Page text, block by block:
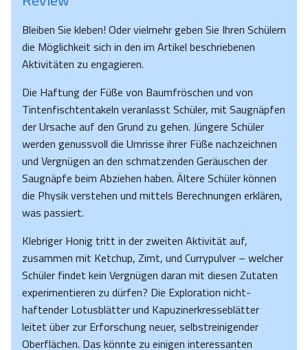
Bleiben Sie kleben! Oder vielmehr geben Sie Ihren Schülern
die Möglichkeit sich in den im Artikel beschriebenen
Aktivitäten zu engagieren.
Die Haftung der Füße von Baumfröschen und von
Tintenfischtentakeln veranlasst Schüler, mit Saugnäpfen
der Ursache auf den Grund zu gehen. Jüngere Schüler
werden genussvoll die Umrisse ihrer Füße nachzeichnen
und Vergnügen an den schmatzenden Geräuschen der
Saugnäpfe beim Abziehen haben. Ältere Schüler können
die Physik verstehen und mittels Berechnungen erklären,
was passiert.
Klebriger Honig tritt in der zweiten Aktivität auf,
zusammen mit Ketchup, Zimt, und Currypulver – welcher
Schüler findet kein Vergnügen daran mit diesen Zutaten
experimentieren zu dürfen? Die Exploration nicht-
haftender Lotusblätter und Kapuzinerkresseblätter
leitet über zur Erforschung neuer, selbstreinigender
Oberflächen. Das könnte zu einigen interessanten